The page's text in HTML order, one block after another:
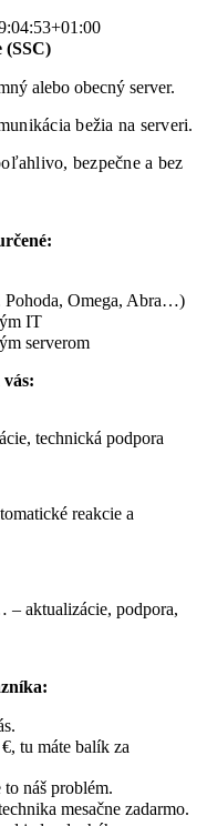
(SSC)
alebo obecný server.
bežia na serveri.
bezpečne a bez
Pohoda, Omega, Abra…)
IT
serverom
technická podpora
reakcie a
aktualizácie, podpora,
tu máte balík za
náš problém.
mesačne zadarmo.